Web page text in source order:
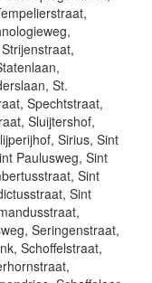
St.
Spechtstraat,
Sluijtershof,
Sirius, Sint
Paulusweg, Sint
Sint
Sint
Seringenstraat,
Schoffelstraat,